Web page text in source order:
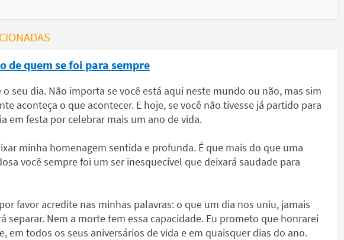
de quem se foi para sempre
o seu dia. Não importa se você está aqui neste mundo ou não, mas sim
aconteça o que acontecer. E hoje, se você não tivesse já partido para
em festa por celebrar mais um ano de vida.
minha homenagem sentida e profunda. É que mais do que uma
você sempre foi um ser inesquecível que deixará saudade para
favor acredite nas minhas palavras: o que um dia nos uniu, jamais
separar. Nem a morte tem essa capacidade. Eu prometo que honrarei
em todos os seus aniversários de vida e em quaisquer dias do ano.